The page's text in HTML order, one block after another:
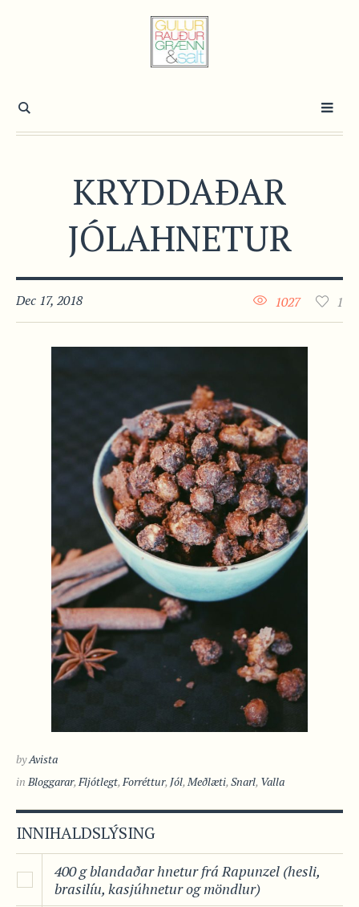
KRYDDAÐAR
JÓLAHNETUR
Dec 17, 2018 1
1027
byAvista
in Bloggarar,Fljótlegt,Forréttur, Jól,Meðlæti,Snarl, Valla
INNIHALDSLÝSING
400 g blandaðar hnetur frá Rapunzel (hesli,
brasilíu, kasjúhnetur og möndlur)